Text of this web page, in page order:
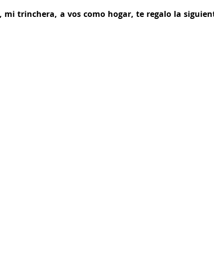
mi trinchera, a vos como hogar, te regalo la